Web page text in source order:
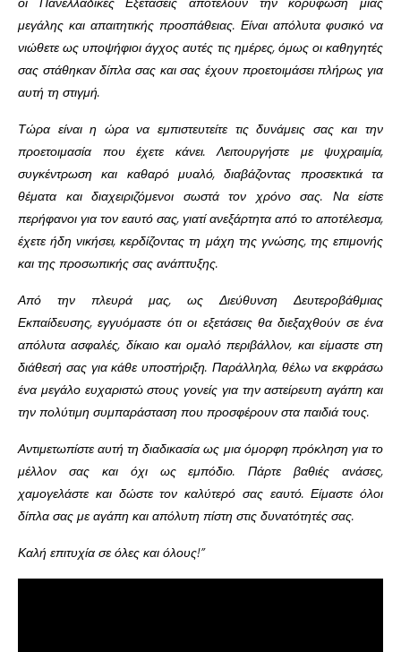
μεγάλης και απαιτητικής προσπάθειας. Είναι απόλυτα φυσικό να
νιώθετε ως υποψήφιοι άγχος αυτές τις ημέρες, όμως οι καθηγητές
σας στάθηκαν δίπλα σας και σας έχουν προετοιμάσει πλήρως για
αυτή τη στιγμή.
Τώρα είναι η ώρα να εμπιστευτείτε τις δυνάμεις σας και την
προετοιμασία που έχετε κάνει. Λειτουργήστε με ψυχραιμία,
συγκέντρωση και καθαρό μυαλό, διαβάζοντας προσεκτικά τα
θέματα και διαχειριζόμενοι σωστά τον χρόνο σας. Να είστε
περήφανοι για τον εαυτό σας, γιατί ανεξάρτητα από το αποτέλεσμα,
έχετε ήδη νικήσει, κερδίζοντας τη μάχη της γνώσης, της επιμονής
και της προσωπικής σας ανάπτυξης.
Από την πλευρά μας, ως Διεύθυνση Δευτεροβάθμιας
Εκπαίδευσης, εγγυόμαστε ότι οι εξετάσεις θα διεξαχθούν σε ένα
απόλυτα ασφαλές, δίκαιο και ομαλό περιβάλλον, και είμαστε στη
διάθεσή σας για κάθε υποστήριξη. Παράλληλα, θέλω να εκφράσω
ένα μεγάλο ευχαριστώ στους γονείς για την αστείρευτη αγάπη και
την πολύτιμη συμπαράσταση που προσφέρουν στα παιδιά τους.
Αντιμετωπίστε αυτή τη διαδικασία ως μια όμορφη πρόκληση για το
μέλλον σας και όχι ως εμπόδιο. Πάρτε βαθιές ανάσες,
χαμογελάστε και δώστε τον καλύτερό σας εαυτό. Είμαστε όλοι
δίπλα σας με αγάπη και απόλυτη πίστη στις δυνατότητές σας.
Καλή επιτυχία σε όλες και όλους!”